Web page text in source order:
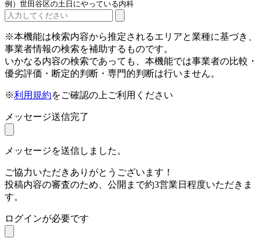
例）世田谷区の土日にやっている内科
※本機能は検索内容から推定されるエリアと業種に基づき、
事業者情報の検索を補助するものです。
いかなる内容の検索であっても、本機能では事業者の比較・
優劣評価・断定的判断・専門的判断は行いません。
※利用規約をご確認の上ご利用ください
メッセージ送信完了
メッセージを送信しました。
ご協力いただきありがとうございます！
投稿内容の審査のため、公開まで約3営業日程度いただきま
す。
ログインが必要です